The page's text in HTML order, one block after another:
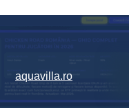
aquavilla.ro